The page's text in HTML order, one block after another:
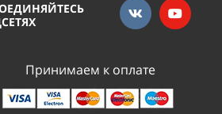
Принимаем к оплате